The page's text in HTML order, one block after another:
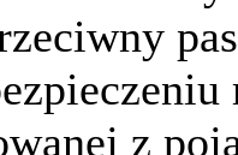
z